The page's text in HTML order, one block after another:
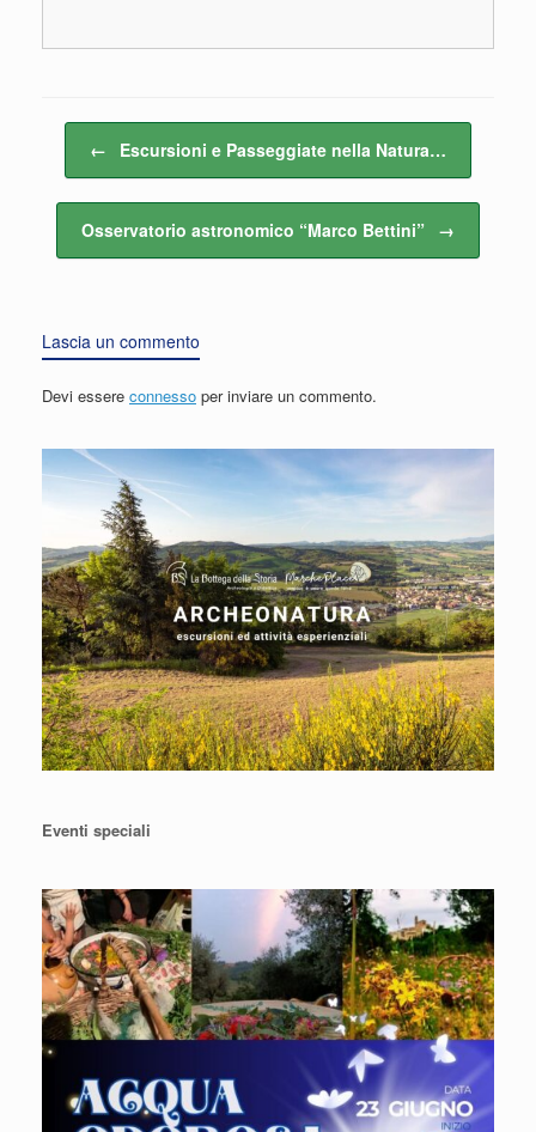
Navigazione articolo
← Escursioni e Passeggiate nella Natura…
Osservatorio astronomico “Marco Bettini” →
Lascia un commento
Devi essere connesso per inviare un commento.
Eventi speciali